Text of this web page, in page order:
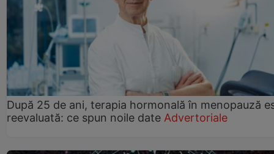
După 25 de ani, terapia hormonală în menopauză
reevaluată: ce spun noile date Advertoriale